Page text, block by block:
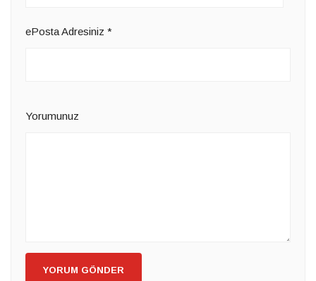
ePosta Adresiniz *
Yorumunuz
YORUM GÖNDER